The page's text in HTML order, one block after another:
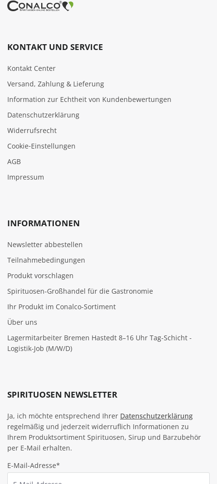
KONTAKT UND SERVICE
Kontakt Center
Versand, Zahlung & Lieferung
Information zur Echtheit von Kundenbewertungen
Datenschutzerklärung
Widerrufsrecht
Cookie‑Einstellungen
AGB
Impressum
INFORMATIONEN
Newsletter abbestellen
Teilnahmebedingungen
Produkt vorschlagen
Spirituosen-Großhandel für die Gastronomie
Ihr Produkt im Conalco-Sortiment
Über uns
Lagermitarbeiter Bremen Hastedt 8–16 Uhr Tag-Schicht -
Logistik-Job (M/W/D)
SPIRITUOSEN NEWSLETTER
Ja, ich möchte entsprechend Ihrer Datenschutzerklärung
regelmäßig und jederzeit widerruflich Informationen zu
Ihrem Produktsortiment Spirituosen, Sirup und Barzubehör
per E-Mail erhalten.
E-Mail-Adresse*